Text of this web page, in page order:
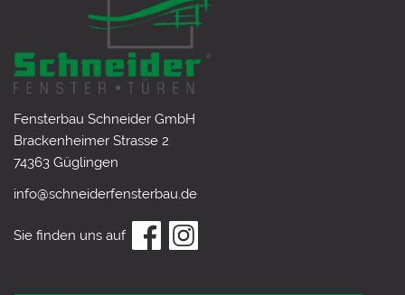
Fensterbau Schneider GmbH
Brackenheimer Strasse 2
74363 Güglingen
info@schneiderfensterbau.de
Sie finden uns auf